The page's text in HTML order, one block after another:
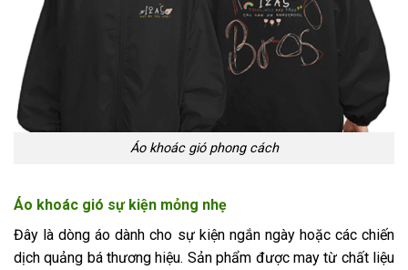
Áo khoác gió phong cách
Áo khoác gió sự kiện mỏng nhẹ
Đây là dòng áo dành cho sự kiện ngắn ngày hoặc các chiến
dịch quảng bá thương hiệu. Sản phẩm được may từ chất liệu